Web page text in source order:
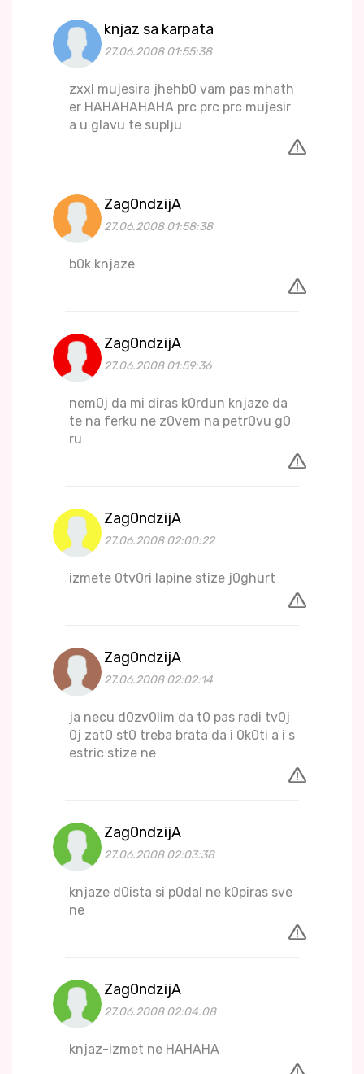
knjaz sa karpata
27.06.2008 01:55:38
zxxl mujesira jhehb0 vam pas mhath
er HAHAHAHAHA prc prc prc mujesir
a u glavu te suplju
Zag0ndzijA
27.06.2008 01:58:38
b0k knjaze
Zag0ndzijA
27.06.2008 01:59:36
nem0j da mi diras k0rdun knjaze da
te na ferku ne z0vem na petr0vu g0
ru
Zag0ndzijA
27.06.2008 02:00:22
izmete 0tv0ri lapine stize j0ghurt
Zag0ndzijA
27.06.2008 02:02:14
ja necu d0zv0lim da t0 pas radi tv0j
0j zat0 st0 treba brata da i 0k0ti a i s
estric stize ne
Zag0ndzijA
27.06.2008 02:03:38
knjaze d0ista si p0dal ne k0piras sve
ne
Zag0ndzijA
27.06.2008 02:04:08
knjaz-izmet ne HAHAHA